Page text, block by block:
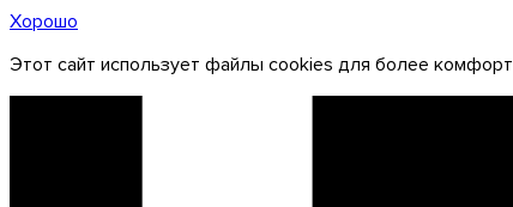
Хорошо
Этот сайт использует файлы cookies для более